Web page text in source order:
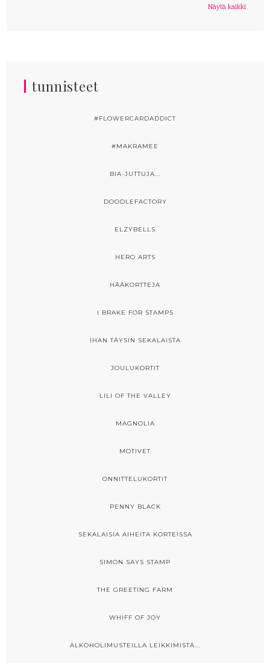
Näytä kaikki
tunnisteet
#FLOWERCARDADDICT
#MAKRAMEE
BIA-JUTTUJA...
DOODLEFACTORY
ELZYBELLS
HERO ARTS
HÄÄKORTTEJA
I BRAKE FOR STAMPS
IHAN TÄYSIN SEKALAISTA
JOULUKORTIT
LILI OF THE VALLEY
MAGNOLIA
MOTIVET
ONNITTELUKORTIT
PENNY BLACK
SEKALAISIA AIHEITA KORTEISSA
SIMON SAYS STAMP
THE GREETING FARM
WHIFF OF JOY
ALKOHOLIMUSTEILLA LEIKKIMISTÄ...